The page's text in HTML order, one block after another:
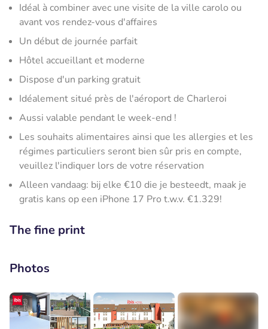
Idéal à combiner avec une visite de la ville carolo ou
avant vos rendez-vous d'affaires
Un début de journée parfait
Hôtel accueillant et moderne
Dispose d'un parking gratuit
Idéalement situé près de l'aéroport de Charleroi
Aussi valable pendant le week-end !
Les souhaits alimentaires ainsi que les allergies et les
régimes particuliers seront bien sûr pris en compte,
veuillez l'indiquer lors de votre réservation
Alleen vandaag: bij elke €10 die je besteedt, maak je
gratis kans op een iPhone 17 Pro t.w.v. €1.329!
The fine print
Photos